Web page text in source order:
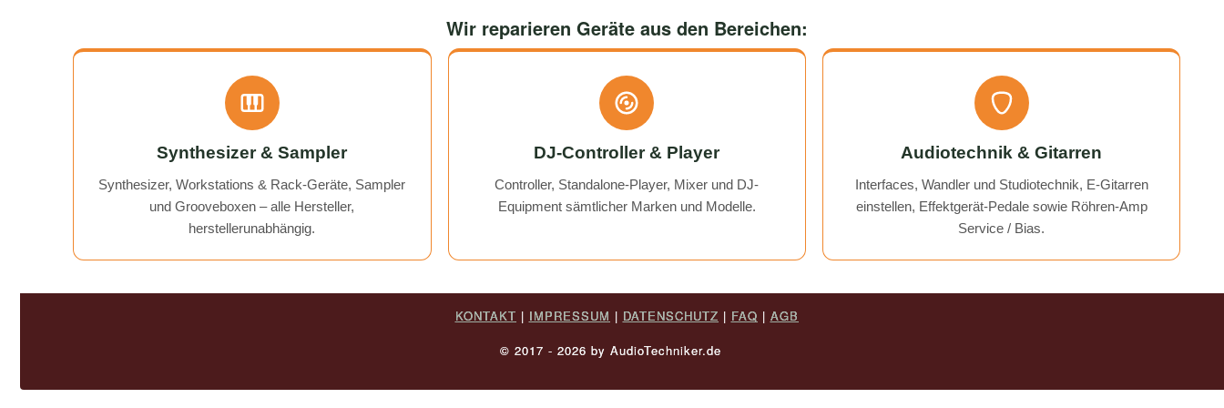
me a "free tip" on how to get an old
recorder working again.
Communication was excellent, and
and hassle-free. I can wholeheartedly
recommend AudioTechniker.de. It's
great that companies like this still
exist!
would use them again anytime!
Wir reparieren Geräte aus den Bereichen:
Synthesizer & Sampler
Synthesizer, Workstations & Rack-Geräte, Sampler
und Grooveboxen – alle Hersteller,
herstellerunabhängig.
DJ-Controller & Player
Controller, Standalone-Player, Mixer und DJ-
Equipment sämtlicher Marken und Modelle.
Audiotechnik & Gitarren
Interfaces, Wandler und Studiotechnik, E-Gitarren
einstellen, Effektgerät-Pedale sowie Röhren-Amp
Service / Bias.
KONTAKT | IMPRESSUM | DATENSCHUTZ | FAQ | AGB
© 2017 - 2026 by AudioTechniker.de